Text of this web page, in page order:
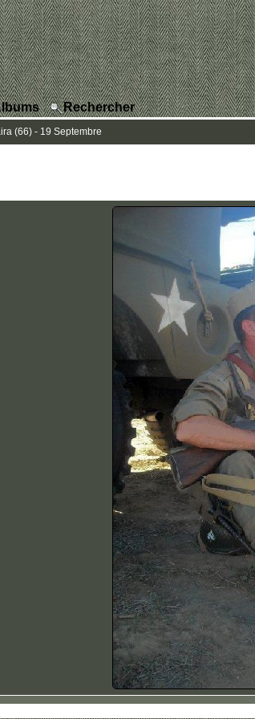
Rechercher
(66) - 19 Septembre